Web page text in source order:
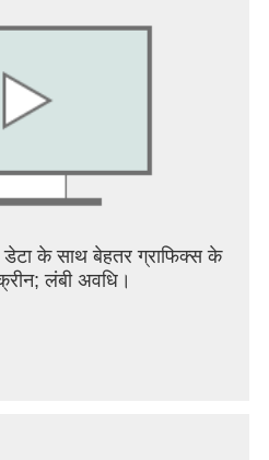
डेटा के साथ बेहतर ग्राफिक्स के
लंबी अवधि।